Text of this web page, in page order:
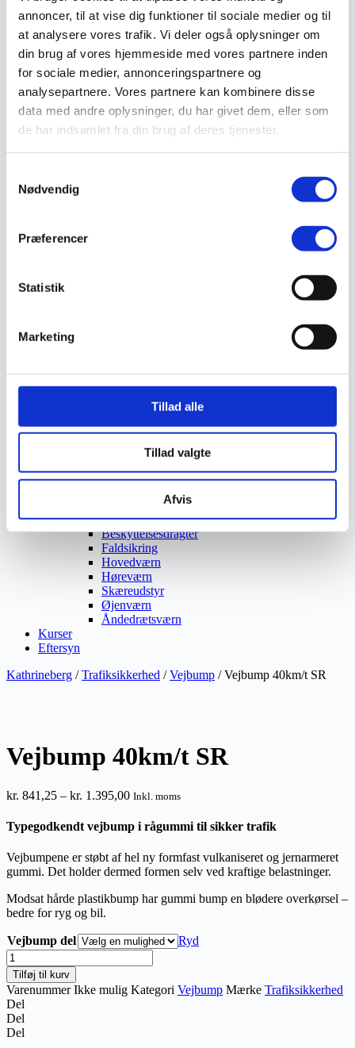
annoncer, til at vise dig funktioner til sociale medier og til
at analysere vores trafik. Vi deler også oplysninger om
din brug af vores hjemmeside med vores partnere inden
for sociale medier, annonceringspartnere og
analysepartnere. Vores partnere kan kombinere disse
data med andre oplysninger, du har givet dem, eller som
de har indsamlet fra din brug af deres tjenester.
Nødvendig
Præferencer
Statistik
Marketing
Tillad alle
Tillad valgte
Afvis
Skadedyrsbekæmpelse
Stiger
Skilte
Advarselsskilte
Brandskilte
Cykeloprydning
Forbudsskilte
Henvisningsskilte
Hunde
Klistermærke / Markat
Ukrudtsbekæmpelse
Vedligeholdelsesprodukter
Værktøj
Affaldsudstyr
Grensaks
Save
Teleskopværktøj
Værnemidler
Beskyttelsesdragter
Faldsikring
Hovedværn
Høreværn
Skæreudstyr
Øjenværn
Åndedrætsværn
Kurser
Eftersyn
Kathrineberg /Trafiksikkerhed /Vejbump / Vejbump 40km/t SR
Vejbump 40km/t SR
kr. 841,25 – kr. 1.395,00Prisinterval:
til
kr. 1.395,00
Inkl. moms
Typegodkendt vejbump i rågummi til sikker trafik
Vejbumpene er støbt af hel ny formfast vulkaniseret og jernarmeret
gummi. Det holder dermed formen selv ved kraftige belastninger.
Modsat hårde plastikbump har gummi bump en blødere overkørsel –
bedre for ryg og bil.
Vejbump del
Ryd
Vejbump
40km/t
SR
antal
Tilføj til kurv
VarenummerIkke mulig Kategori Vejbump Mærke Trafiksikkerhed
Del
Del
Del